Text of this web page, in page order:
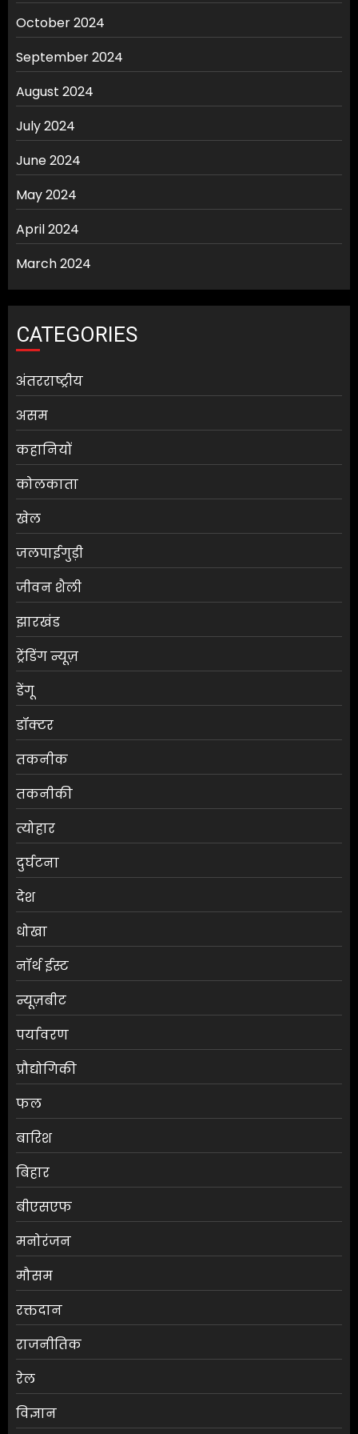
October 2024
September 2024
August 2024
July 2024
June 2024
May 2024
April 2024
March 2024
CATEGORIES
अंतरराष्ट्रीय
असम
कहानियों
कोलकाता
खेल
जलपाईगुड़ी
जीवन शैली
झारखंड
ट्रेंडिंग न्यूज़
डेंगू
डॉक्टर
तकनीक
तकनीकी
त्योहार
दुर्घटना
देश
धोखा
नॉर्थ ईस्ट
न्यूज़बीट
पर्यावरण
प्रौद्योगिकी
फल
बारिश
बिहार
बीएसएफ
मनोरंजन
मौसम
रक्तदान
राजनीतिक
रेल
विज्ञान
अनुमान बढ़ाकर 6.7% किया